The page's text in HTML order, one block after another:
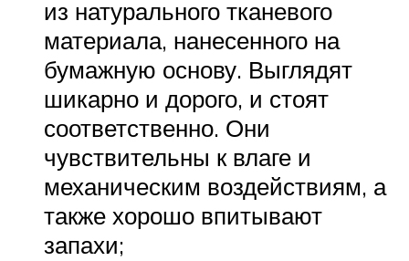
из натурального тканевого
материала, нанесенного на
бумажную основу. Выглядят
шикарно и дорого, и стоят
соответственно. Они
чувствительны к влаге и
механическим воздействиям, а
также хорошо впитывают
запахи;